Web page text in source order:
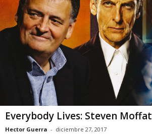
Everybody Lives: Steven Moffat
Hector Guerra - diciembre 27, 2017